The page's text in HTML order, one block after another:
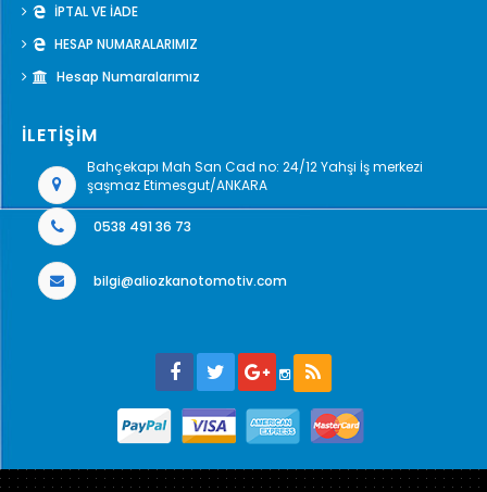
İPTAL VE İADE
HESAP NUMARALARIMIZ
Hesap Numaralarımız
İLETİŞİM
Bahçekapı Mah San Cad no: 24/12 Yahşi İş merkezi
şaşmaz Etimesgut/ANKARA
0538 491 36 73
bilgi@aliozkanotomotiv.com